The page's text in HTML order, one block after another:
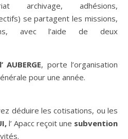
archivage, adhésions,
se partagent les missions,
avec l’aide de deux
l’ AUBERGE, porte l’organisation
pour une année.
déduire les cotisations, ou les
l’ Apacc reçoit une subvention